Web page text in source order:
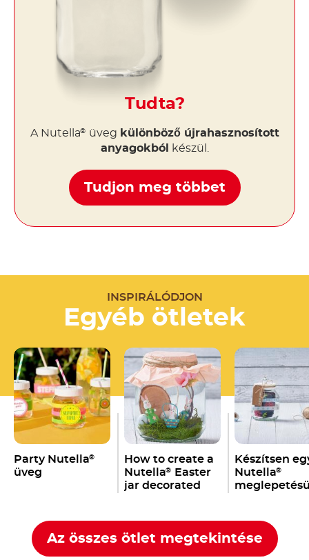
Tudta?
A Nutella® üveg különböző újrahasznosított
anyagokból
készül.
Tudjon meg többet
INSPIRÁLÓDJON
Egyéb ötletek
Party Nutella®
üveg
How to create a
Nutella®
Easter
jar decorated
Készítsen
Nutella®
Az összes ötlet megtekintése